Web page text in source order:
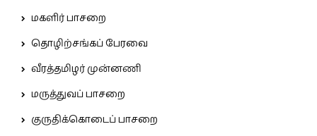
மகளிர் பாசறை
தொழிற்சங்கப் பேரவை
வீரத்தமிழர் முன்னணி
மருத்துவப் பாசறை
குருதிக்கொடைப் பாசறை